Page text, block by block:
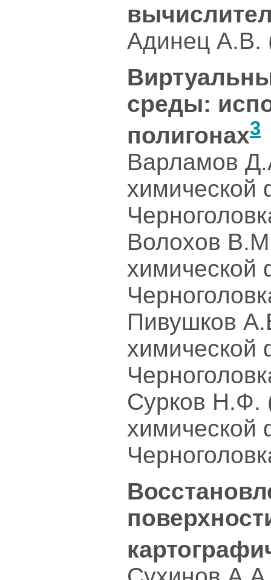
Адинец
среды:
полигонах3
Варламов
химической
Волохов
химической
Пивушков
химической
Сурков Н.Ф.
химической